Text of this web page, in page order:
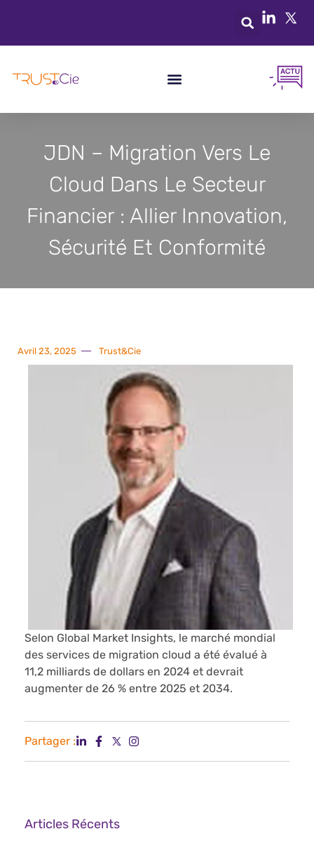
JDN – Migration Vers Le
Cloud Dans Le Secteur
Financier : Allier Innovation,
Sécurité Et Conformité
Avril 23, 2025 Trust&Cie
Selon Global Market Insights, le marché mondial
des services de migration cloud a été évalué à
11,2 milliards de dollars en 2024 et devrait
augmenter de 26 % entre 2025 et 2034.
Partager :
Articles Récents